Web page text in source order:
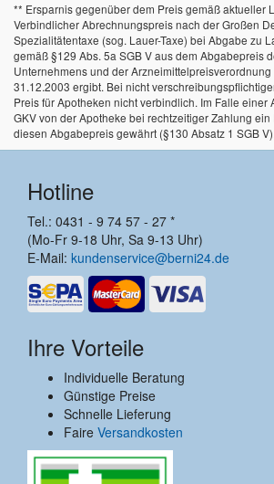
** Ersparnis gegenüber dem Preis gemäß aktueller
Verbindlicher Abrechnungspreis nach der Großen
Spezialitätentaxe (sog. Lauer-Taxe) bei Abgabe zu
gemäß §129 Abs. 5a SGB V aus dem Abgabepreis
Unternehmens und der
31.12.2003 ergibt. Bei nicht
Preis für Apotheken nicht verbindlich. Im Falle einer
GKV von der Apotheke bei rechtzeitiger Zahlung
diesen Abgabepreis gewährt (§130 Absatz 1 SGB V).
Hotline
Tel.: 0431 - 9 74 57 - 27 *
(Mo-Fr 9-18 Uhr, Sa 9-13 Uhr)
E-Mail: kundenservice@berni24.de
Ihre Vorteile
Individuelle Beratung
Günstige Preise
Schnelle Lieferung
Faire Versandkosten